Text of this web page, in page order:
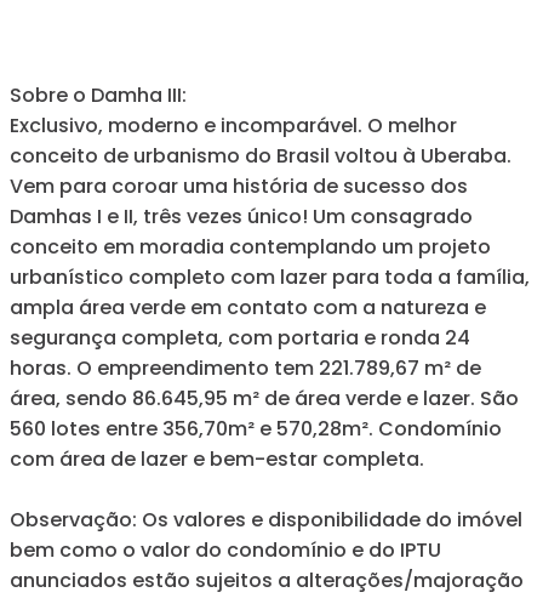
Sobre o Damha III:
Exclusivo, moderno e incomparável. O melhor
conceito de urbanismo do Brasil voltou à Uberaba.
Vem para coroar uma história de sucesso dos
Damhas I e II, três vezes único! Um consagrado
conceito em moradia contemplando um projeto
urbanístico completo com lazer para toda a família,
ampla área verde em contato com a natureza e
segurança completa, com portaria e ronda 24
horas. O empreendimento tem 221.789,67 m² de
área, sendo 86.645,95 m² de área verde e lazer. São
560 lotes entre 356,70m² e 570,28m². Condomínio
com área de lazer e bem-estar completa.
Observação: Os valores e disponibilidade do imóvel
bem como o valor do condomínio e do IPTU
anunciados estão sujeitos a alterações/majoração